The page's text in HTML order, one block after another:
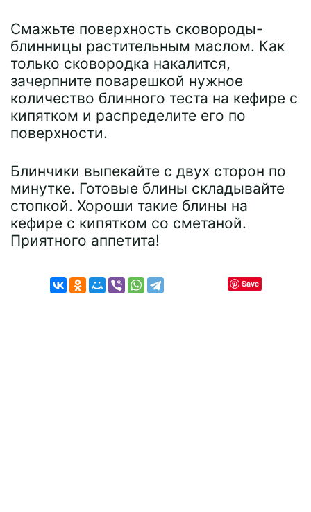
Смажьте поверхность сковороды-
блинницы растительным маслом. Как
только сковородка накалится,
зачерпните поварешкой нужное
количество блинного теста на кефире с
кипятком и распределите его по
поверхности.
Блинчики выпекайте с двух сторон по
минутке. Готовые блины складывайте
стопкой. Хороши такие блины на
кефире с кипятком со сметаной.
Приятного аппетита!
Save